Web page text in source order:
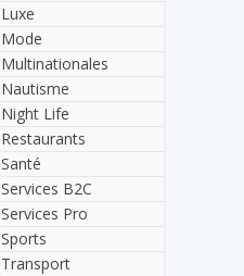
Luxe
Mode
Multinationales
Nautisme
Night Life
Restaurants
Santé
Services B2C
Services Pro
Sports
Transport